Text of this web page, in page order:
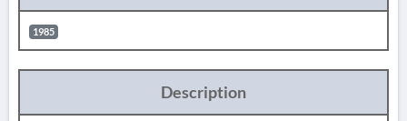
1985
Description